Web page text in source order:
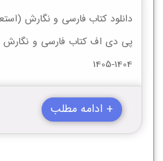
دانلود کتاب فارسی و نگارش
پی دی اف کتاب فارسی و
1404-1405
+ ادامه مطلب